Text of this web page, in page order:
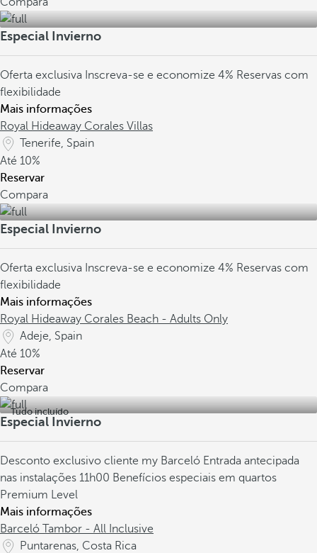
Especial Invierno
Oferta exclusiva Inscreva-se e economize 4% Reservas com
flexibilidade
Mais informações
Royal Hideaway Corales Villas
Tenerife, Spain
Até 10%
Reservar
Compara
Especial Invierno
Oferta exclusiva Inscreva-se e economize 4% Reservas com
flexibilidade
Mais informações
Royal Hideaway Corales Beach - Adults Only
Adeje, Spain
Até 10%
Reservar
Compara
Tudo incluído
Especial Invierno
Desconto exclusivo cliente my Barceló Entrada antecipada
nas instalações 11h00 Benefícios especiais em quartos
Premium Level
Mais informações
Barceló Tambor - All Inclusive
Puntarenas, Costa Rica